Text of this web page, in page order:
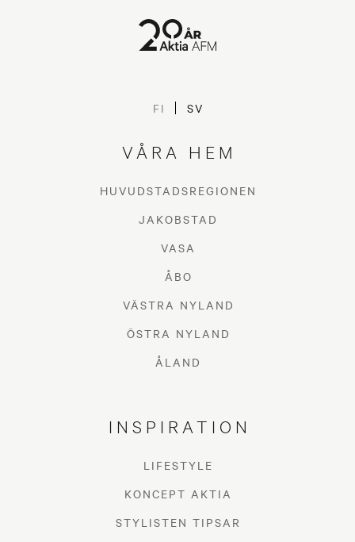
FI SV
VÅRA HEM
HUVUDSTADSREGIONEN
JAKOBSTAD
VASA
ÅBO
VÄSTRA NYLAND
ÖSTRA NYLAND
ÅLAND
INSPIRATION
LIFESTYLE
KONCEPT AKTIA
STYLISTEN TIPSAR